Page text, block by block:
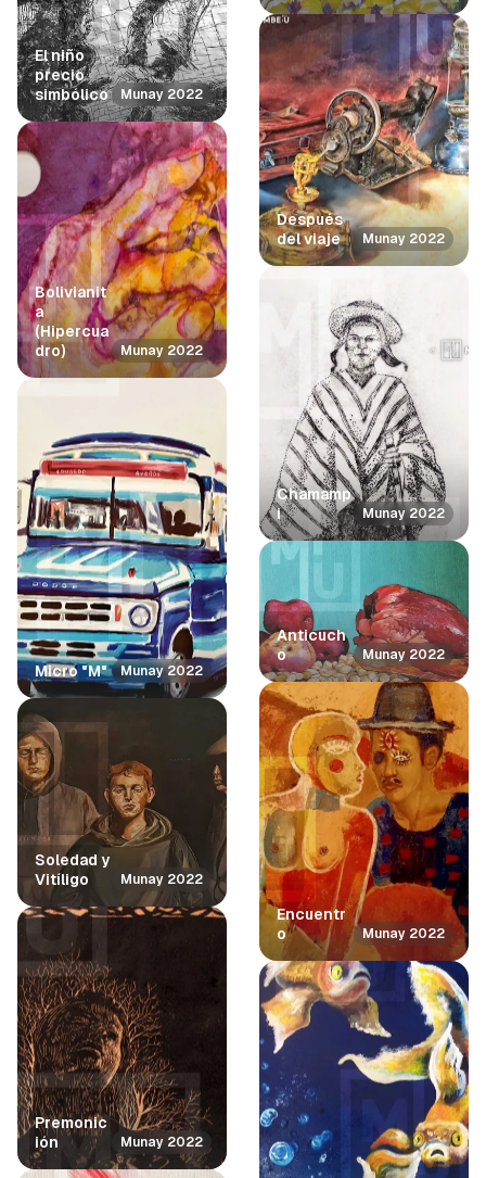
El niño
precio
simbólico
Munay 2022
Bolivianit
a
(Hipercua
dro)
Munay 2022
Micro "M" Munay 2022
Soledad y
Vitíligo
Munay 2022
Premonic
ión
Munay 2022
Después
del viaje
Munay 2022
Chamamp
i
Munay 2022
Anticuch
o
Munay 2022
Encuentr
o
Munay 2022